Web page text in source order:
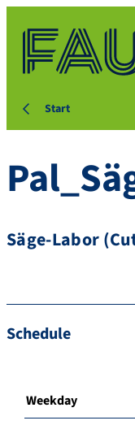
Start
Säge-Labor
Schedule
Weekday